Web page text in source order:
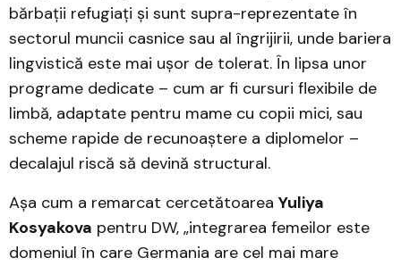
bărbații refugiați și sunt supra-reprezentate în
sectorul muncii casnice sau al îngrijirii, unde bariera
lingvistică este mai ușor de tolerat. În lipsa unor
programe dedicate – cum ar fi cursuri flexibile de
limbă, adaptate pentru mame cu copii mici, sau
scheme rapide de recunoaștere a diplomelor –
decalajul riscă să devină structural.
Așa cum a remarcat cercetătoarea Yuliya
Kosyakova pentru DW, „integrarea femeilor este
domeniul în care Germania are cel mai mare